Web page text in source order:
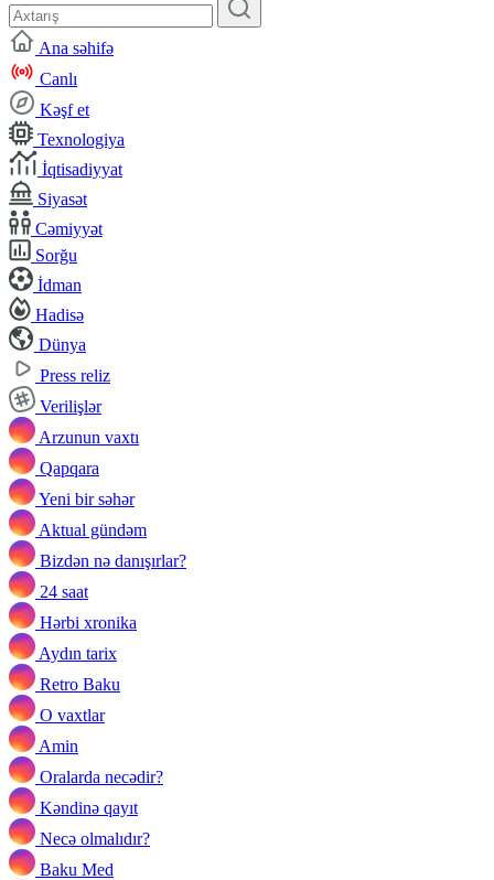
Ana səhifə
Canlı
Kəşf et
Texnologiya
İqtisadiyyat
Siyasət
Cəmiyyət
Sorğu
İdman
Hadisə
Dünya
Press reliz
Verilişlər
Arzunun vaxtı
Qapqara
Yeni bir səhər
Aktual gündəm
Bizdən nə danışırlar?
24 saat
Hərbi xronika
Aydın tarix
Retro Baku
O vaxtlar
Amin
Oralarda necədir?
Kəndinə qayıt
Necə olmalıdır?
Baku Med